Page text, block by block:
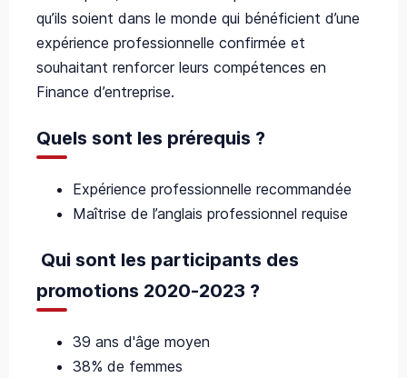
qu’ils soient dans le monde qui bénéficient d’une
expérience professionnelle confirmée et
souhaitant renforcer leurs compétences en
Finance d’entreprise.
Quels sont les prérequis ?
Expérience professionnelle recommandée
Maîtrise de l’anglais professionnel requise
Qui sont les participants des
promotions 2020-2023 ?
39 ans d'âge moyen
38% de femmes